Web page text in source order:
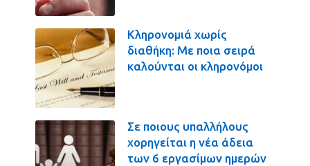
Κληρονομιά χωρίς
διαθήκη: Με ποια σειρά
καλούνται οι κληρονόμοι
Σε ποιους υπαλλήλους
χορηγείται η νέα άδεια
των 6 εργασίμων ημερών